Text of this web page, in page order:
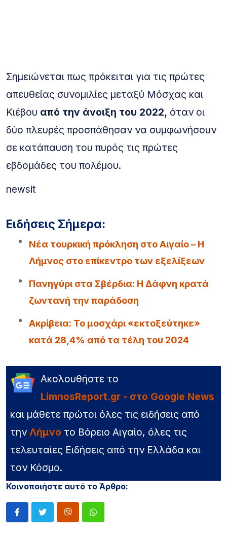
Σημειώνεται πως πρόκειται για τις πρώτες
απευθείας συνομιλίες μεταξύ Μόσχας και
Κιέβου από την άνοιξη του 2022, όταν οι
δύο πλευρές προσπάθησαν να συμφωνήσουν
σε κατάπαυση του πυρός τις πρώτες
εβδομάδες του πολέμου.
newsit
Ειδήσεις Σήμερα:
Νέα τουρκική πρόκληση στο Αιγαίο – Η
Λήμνος στο επίκεντρο των εξελίξεων
Πανηγύρι στα Σβέρδια: Η Δάφνη κρατά
ζωντανή την παράδοση
Ακρίβεια: Το μοσχάρι «εκτοξεύτηκε»
κατά 28,4% από τα τέλη του 2024
Ακολουθήστε το
LimnosReport.gr - στο Google News
και μάθετε πρώτοι όλες τις ειδήσεις από
την Λήμνο το Βόρειο Αιγαίο, όλες τις
τελευταίες Ειδήσεις από την Ελλάδα και
τον Κόσμο.
Κοινοποιήστε αυτό το Άρθρο: